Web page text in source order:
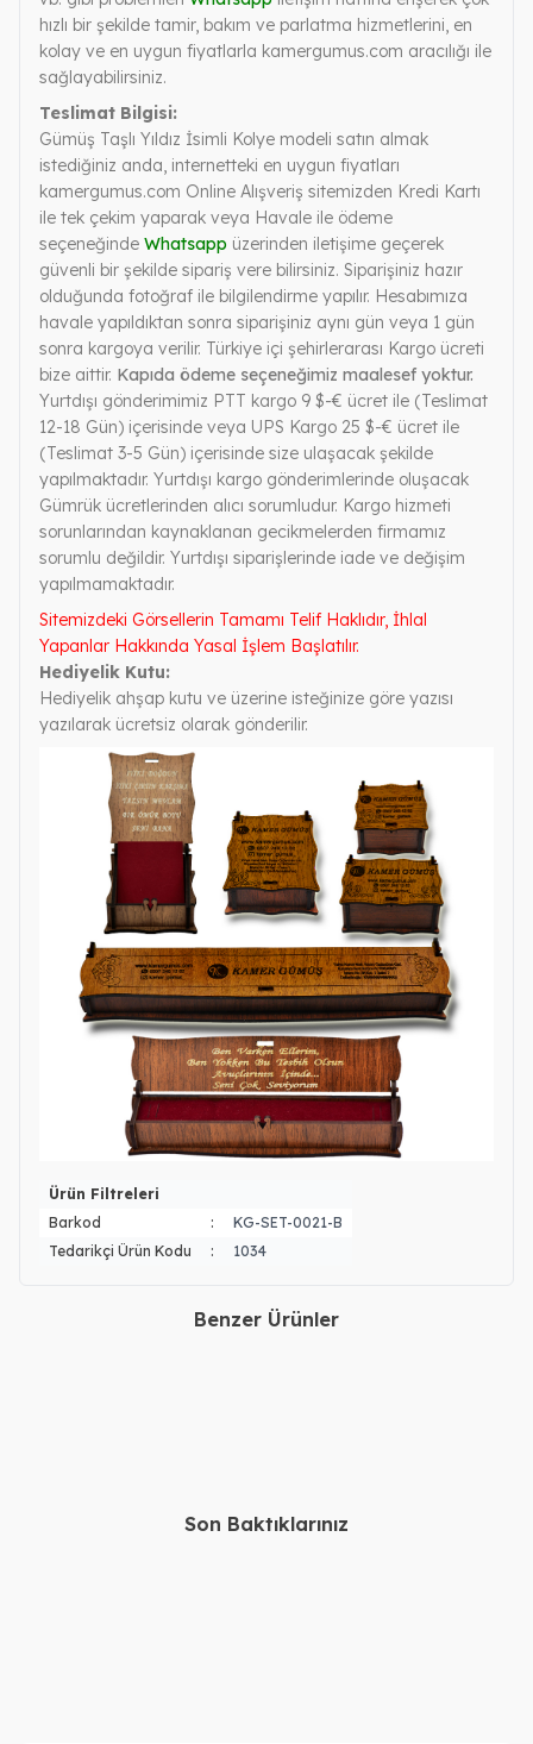
hızlı bir şekilde tamir, bakım ve parlatma hizmetlerini, en
kolay ve en uygun fiyatlarla kamergumus.com aracılığı ile
sağlayabilirsiniz.
Teslimat Bilgisi:
Gümüş Taşlı Yıldız İsimli Kolye modeli satın almak
istediğiniz anda, internetteki en uygun fiyatları
kamergumus.com Online Alışveriş sitemizden Kredi Kartı
ile tek çekim yaparak veya Havale ile ödeme
seçeneğinde Whatsapp üzerinden iletişime geçerek
güvenli bir şekilde sipariş vere bilirsiniz. Siparişiniz hazır
olduğunda fotoğraf ile bilgilendirme yapılır. Hesabımıza
havale yapıldıktan sonra siparişiniz aynı gün veya 1 gün
sonra kargoya verilir. Türkiye içi şehirlerarası Kargo ücreti
bize aittir. Kapıda ödeme seçeneğimiz maalesef yoktur.
Yurtdışı gönderimimiz PTT kargo 9 $-€ ücret ile (Teslimat
12-18 Gün) içerisinde veya UPS Kargo 25 $-€ ücret ile
(Teslimat 3-5 Gün) içerisinde size ulaşacak şekilde
yapılmaktadır. Yurtdışı kargo gönderimlerinde oluşacak
Gümrük ücretlerinden alıcı sorumludur. Kargo hizmeti
sorunlarından kaynaklanan gecikmelerden firmamız
sorumlu değildir. Yurtdışı siparişlerinde iade ve değişim
yapılmamaktadır.
Sitemizdeki Görsellerin Tamamı Telif Haklıdır, İhlal
Yapanlar Hakkında Yasal İşlem Başlatılır.
Hediyelik Kutu:
Hediyelik ahşap kutu ve üzerine isteğinize göre yazısı
yazılarak ücretsiz olarak gönderilir.
Ürün Filtreleri
Barkod
:
KG-SET-0021-B
Tedarikçi Ürün Kodu
: 1034
Benzer Ürünler
Son Baktıklarınız